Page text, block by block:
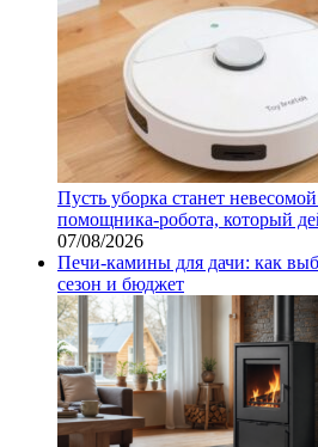
Пусть уборка станет
помощника‑робота, который
07/08/2026
Печи-камины для дачи: как
сезон и бюджет